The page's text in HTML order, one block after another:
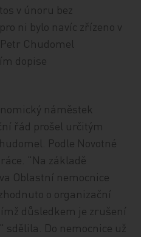
v únoru bez
ni bylo navíc zřízeno v
Chudomel
dopise
náměstek
řád prošel určitým
Podle Novotné
"Na základě
Oblastní nemocnice
o organizační
důsledkem je zrušení
Do nemocnice už